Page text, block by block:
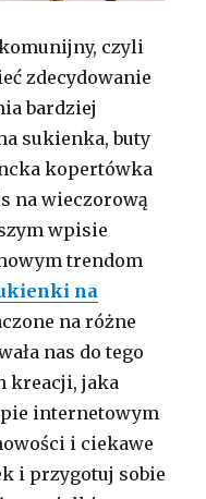
czyli
zdecydowanie
bardziej
sukienka, buty
kopertówka
na wieczorową
wpisie
trendom
na
na różne
nas do tego
kreacji, jaka
internetowym
i ciekawe
i przygotuj sobie